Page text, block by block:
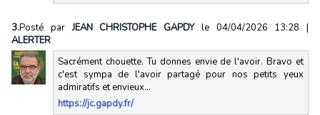
3.Posté parJEAN CHRISTOPHE GAPDY le 04/04/2026 13:28 |
ALERTER
Sacrément chouette. Tu donnes envie de l'avoir. Bravo et
c'est sympa de l'avoir partagé pour nos petits yeux
admiratifs et envieux...
https://jc.gapdy.fr/